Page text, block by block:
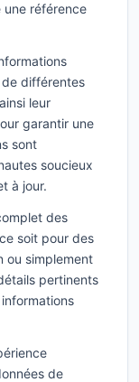
une référence
différentes
leur
garantir une
sont
soucieux
à jour.
des
soit pour des
ou simplement
pertinents
de